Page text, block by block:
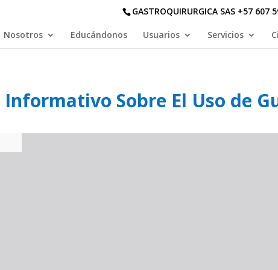
GASTROQUIRURGICA SAS +57
Nosotros Educándonos Usuarios Servicios
Sobre El Uso de